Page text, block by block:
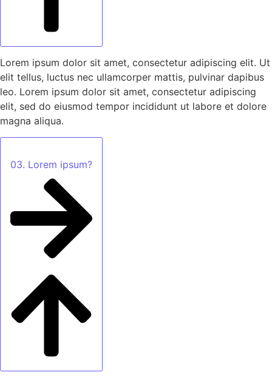
Lorem ipsum dolor sit amet, consectetur adipiscing elit. Ut
elit tellus, luctus nec ullamcorper mattis, pulvinar dapibus
leo. Lorem ipsum dolor sit amet, consectetur adipiscing
elit, sed do eiusmod tempor incididunt ut labore et dolore
magna aliqua.
03. Lorem ipsum?